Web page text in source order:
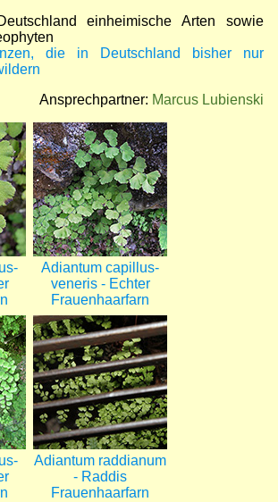
einheimische Arten sowie
die in Deutschland bisher nur
Ansprechpartner: Marcus Lubienski
Bild
Adiantum capillus-
veneris - Echter
Frauenhaarfarn
Bild
Adiantum raddianum
- Raddis
Frauenhaarfarn